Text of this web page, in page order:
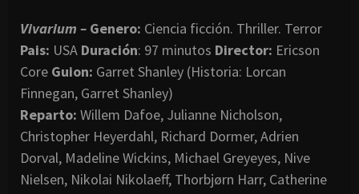
Vivarium – Genero: Ciencia ficción. Thriller. Terror
Pais: USA Duración: 97 minutos Director: Ericson
Core Guion: Garret Shanley (Historia: Lorcan
Finnegan, Garret Shanley)
Reparto: Willem Dafoe, Julianne Nicholson,
Christopher Heyerdahl, Richard Dormer, Adrien
Dorval, Madeline Wickins, Michael Greyeyes, Nive
Nielsen, Nikolai Nikolaeff, Thorbjørn Harr, Catherine